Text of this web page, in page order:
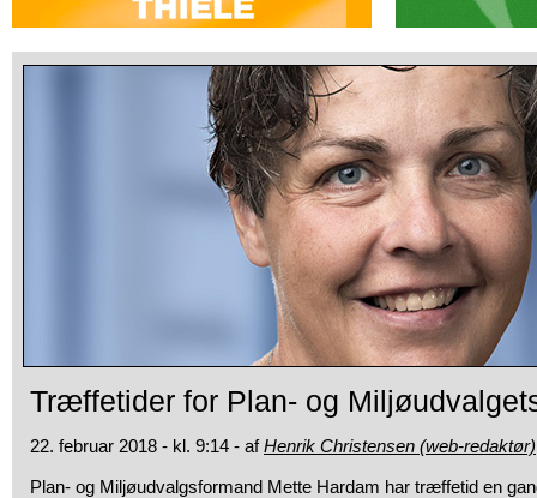
Træffetider for Plan- og
22. februar 2018 - kl. 9:14 - afHenrik Christensen (web-redaktør)
Plan- og Miljøudvalgsformand Mette Hardam har træffetid en